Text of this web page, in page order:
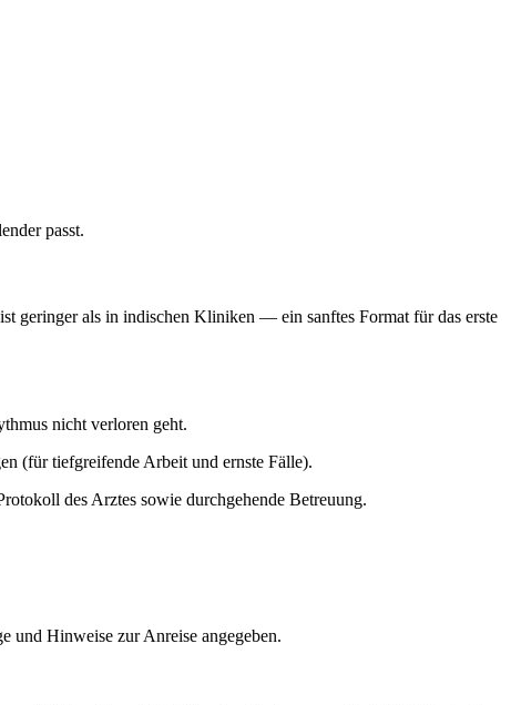
passt.
geringer als in indischen Kliniken — ein sanftes Format für das erste
nicht verloren geht.
(für tiefgreifende Arbeit und ernste Fälle).
des Arztes sowie durchgehende Betreuung.
und Hinweise zur Anreise angegeben.